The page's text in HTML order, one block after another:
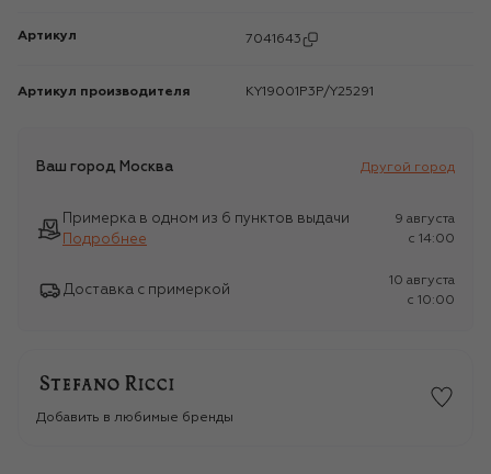
Артикул 7041643
Артикул производителя KY19001P3P/Y25291
Ваш город Москва Другой город
Примерка в одном из 6 пунктов выдачи
Подробнее
9 августа
c 14:00
Доставка с примеркой
10 августа
c 10:00
Добавить в любимые бренды